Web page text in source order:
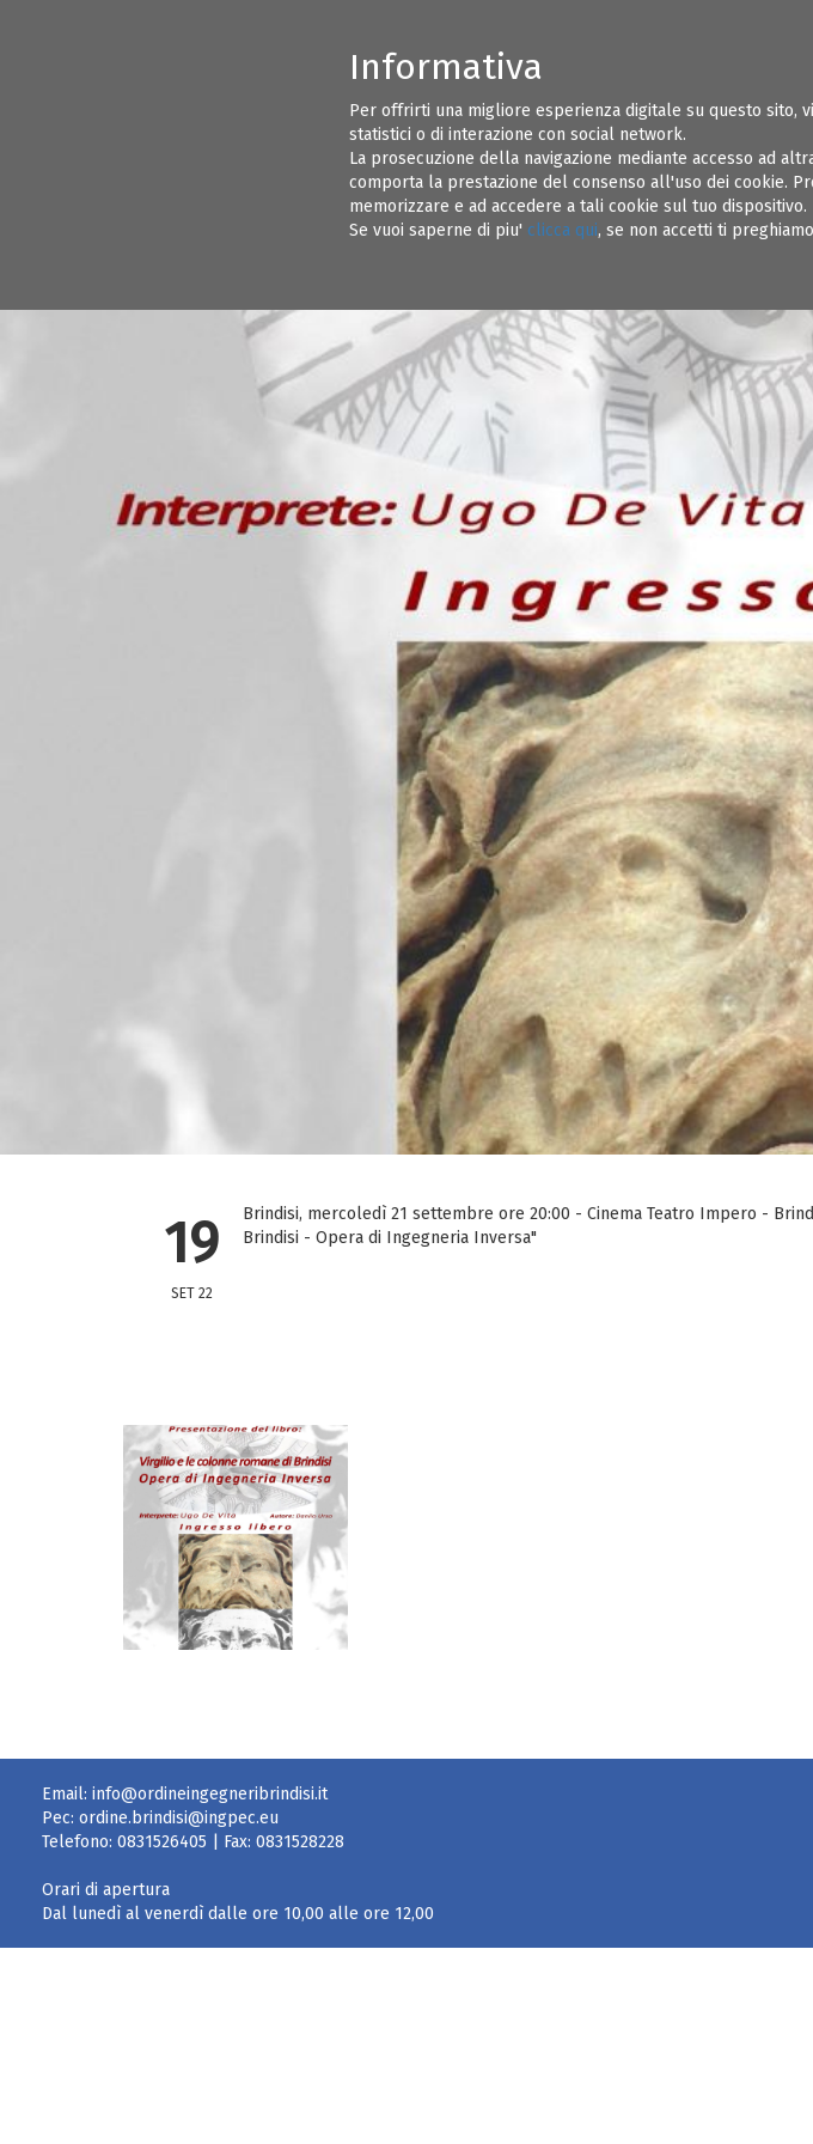
Informativa
Per offrirti una migliore esperienza digitale su questo sito,
statistici o di interazione con social network.
La prosecuzione della navigazione mediante accesso ad
comporta la prestazione del consenso all'uso dei cookie.
memorizzare e ad accedere a tali cookie sul tuo dispositivo.
Se vuoi saperne di piu' clicca qui, se non accetti ti
CONSIGLIO DIRETTIVO ORDINE INGEGNERI BRINDISI INFORMAZIONI UTILI SOSPENSIONI
19
SET 22
Brindisi, mercoledì 21 settembre ore 20:00 - Cinema Teatro Impero -
Brindisi - Opera di Ingegneria Inversa"
Email: info@ordineingegneribrindisi.it
Pec: ordine.brindisi@ingpec.eu
Telefono: 0831526405 | Fax: 0831528228
Orari di apertura
Dal lunedì al venerdì dalle ore 10,00 alle ore 12,00